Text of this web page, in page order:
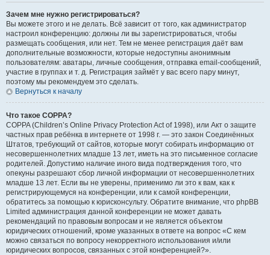
Зачем мне нужно регистрироваться?
Вы можете этого и не делать. Всё зависит от того, как администратор
настроил конференцию: должны ли вы зарегистрироваться, чтобы
размещать сообщения, или нет. Тем не менее регистрация даёт вам
дополнительные возможности, которые недоступны анонимным
пользователям: аватары, личные сообщения, отправка email-сообщений,
участие в группах и т. д. Регистрация займёт у вас всего пару минут,
поэтому мы рекомендуем это сделать.
Вернуться к началу
Что такое COPPA?
COPPA (Children’s Online Privacy Protection Act of 1998), или Акт о защите
частных прав ребёнка в интернете от 1998 г. — это закон Соединённых
Штатов, требующий от сайтов, которые могут собирать информацию от
несовершеннолетних младше 13 лет, иметь на это письменное согласие
родителей. Допустимо наличие иного вида подтверждения того, что
опекуны разрешают сбор личной информации от несовершеннолетних
младше 13 лет. Если вы не уверены, применимо ли это к вам, как к
регистрирующемуся на конференции, или к самой конференции,
обратитесь за помощью к юрисконсульту. Обратите внимание, что phpBB
Limited администрация данной конференции не может давать
рекомендаций по правовым вопросам и не является объектом
юридических отношений, кроме указанных в ответе на вопрос «С кем
можно связаться по вопросу некорректного использования и/или
юридических вопросов, связанных с этой конференцией?».